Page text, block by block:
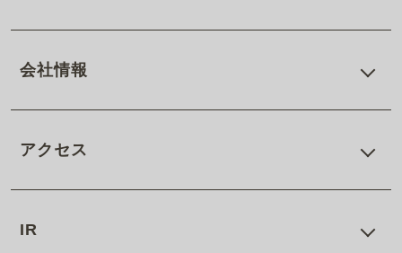
会社情報
アクセス
IR